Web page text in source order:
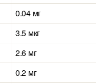
0.04 мг
3.5 мкг
2.6 мг
0.2 мг